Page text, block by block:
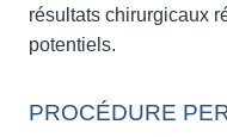
résultats chirurgicaux
potentiels.
PROCÉDURE